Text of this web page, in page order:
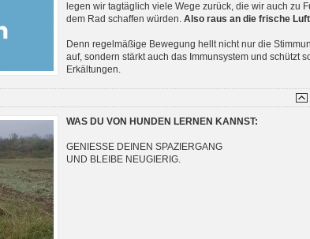
legen wir tagtäglich viele Wege zurück, die wir auch zu
dem Rad schaffen würden. Also raus an die frische
Denn regelmäßige Bewegung hellt nicht nur die
auf, sondern stärkt auch das Immunsystem und schützt
Erkältungen.
WAS DU VON HUNDEN LERNEN KANNST:
GENIESSE DEINEN SPAZIERGANG
UND BLEIBE NEUGIERIG.